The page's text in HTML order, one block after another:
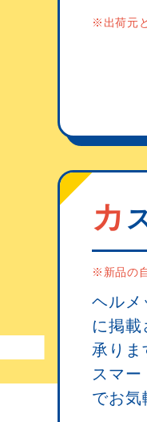
※出荷元
カ
※新品の
ヘルメ
に掲
承りま
スマ
でお気